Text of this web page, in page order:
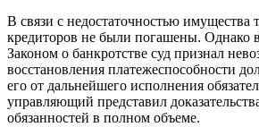
В связи с недостаточностью имущества
кредиторов не были погашены. Однако
Законом о банкротстве суд признал
восстановления платежеспособности
его от дальнейшего исполнения
управляющий представил
обязанностей в полном объеме.